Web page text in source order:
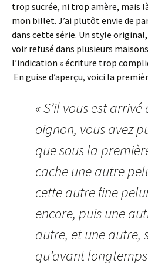
trop sucrée, ni trop amère, mais
mon billet. J’ai plutôt envie de
dans cette série. Un style
voir refusé dans plusieurs
l’indication « écriture trop
En guise d’aperçu, voici la
« S’il vous est
oignon, vous avez
que sous la
cache une autre
cette autre fine
encore, puis une
autre, et une autre,
qu’avant